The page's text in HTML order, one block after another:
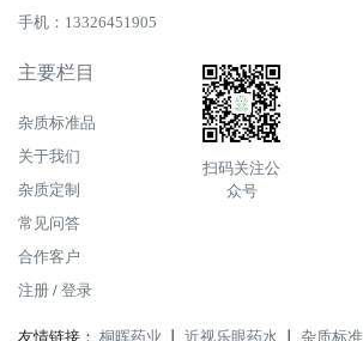
手机：13326451905
主要栏目
杂质标准品
关于我们
杂质定制
常见问答
合作客户
注册 / 登录
扫码关注公
众号